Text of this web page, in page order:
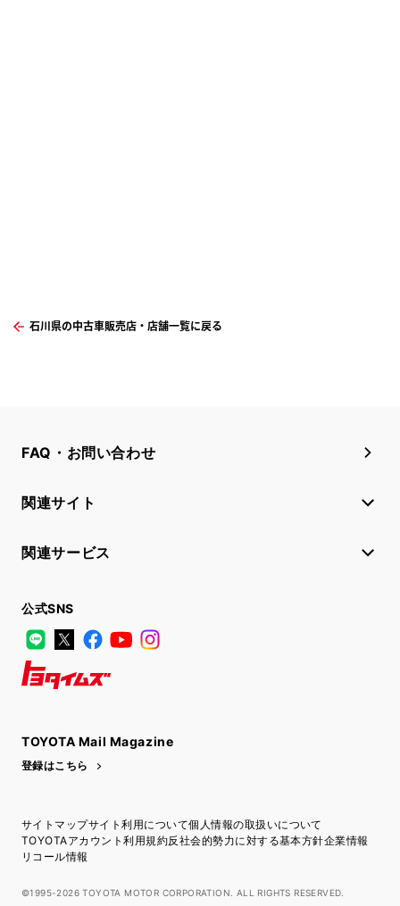
石川県の中古車販売店・店舗一覧に戻る
FAQ・お問い合わせ
関連サイト
関連サービス
公式SNS
LINE
X FacebookYouTube
TOYOTA Mail Magazine
登録はこちら
サイトマップサイト利用について個人情報の取扱いについて
TOYOTAアカウント利用規約反社会的勢力に対する基本方針企業情報
リコール情報
©1995-2026 TOYOTA MOTOR CORPORATION. ALL RIGHTS RESERVED.